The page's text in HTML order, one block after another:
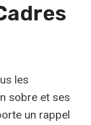
les
sobre et ses
un rappel